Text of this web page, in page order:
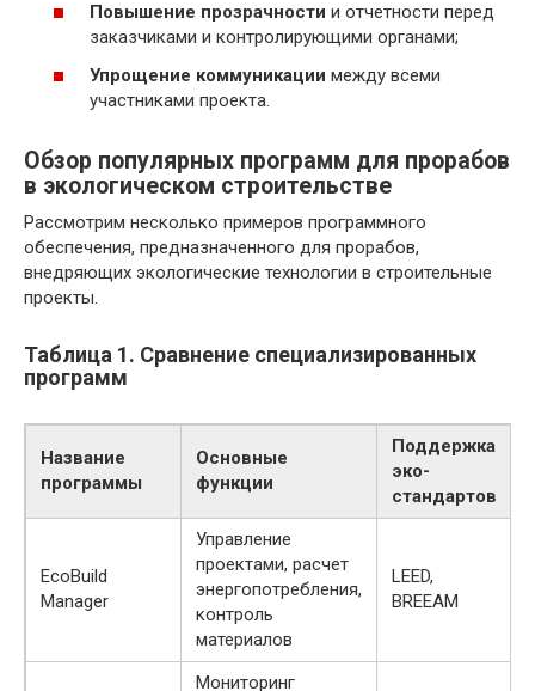
Повышение прозрачности и отчетности перед
заказчиками и контролирующими органами;
Упрощение коммуникации между всеми
участниками проекта.
Обзор популярных программ для прорабов
в экологическом строительстве
Рассмотрим несколько примеров программного
обеспечения, предназначенного для прорабов,
внедряющих экологические технологии в строительные
проекты.
Таблица 1. Сравнение специализированных
программ
Название
программы
Основные
функции
Поддержка
эко-
стандартов
EcoBuild
Manager
Управление
проектами, расчет
энергопотребления,
контроль
материалов
LEED,
BREEAM
Мониторинг